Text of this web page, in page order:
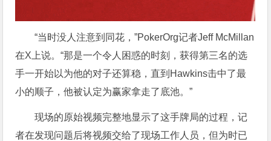
“当时没人注意到同花，”PokerOrg记者Jeff McMillan
在X上说。“那是一个令人困惑的时刻，获得第三名的选
手一开始以为他的对子还算稳，直到Hawkins击中了最
小的顺子，他被认定为赢家拿走了底池。”
现场的原始视频完整地显示了这手牌局的过程，记
者在发现问题后将视频交给了现场工作人员，但为时已